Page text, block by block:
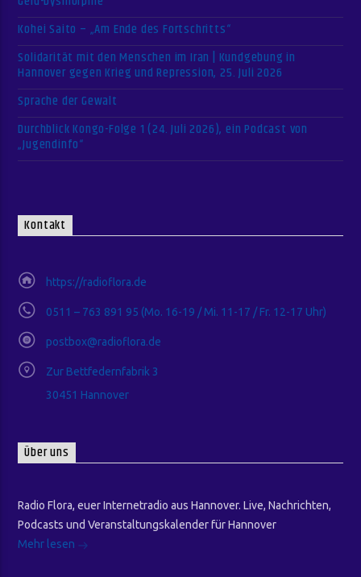
Kohei Saito – „Am Ende des Fortschritts“
Solidarität mit den Menschen im Iran | Kundgebung in
Hannover gegen Krieg und Repression, 25. Juli 2026
Sprache der Gewalt
Durchblick Kongo-Folge 1 (24. Juli 2026), ein Podcast von
„Jugendinfo“
Kontakt
https://radioflora.de
0511 – 763 891 95 (Mo. 16-19 / Mi. 11-17 / Fr. 12-17 Uhr)
postbox@radioflora.de
Zur Bettfedernfabrik 3
30451 Hannover
Über uns
Radio Flora, euer Internetradio aus Hannover. Live, Nachrichten,
Podcasts und Veranstaltungskalender für Hannover
Mehr lesen